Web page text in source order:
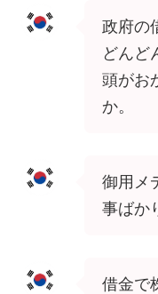
政府の
どんど
頭がお
か。
御用メ
事ばか
借金で